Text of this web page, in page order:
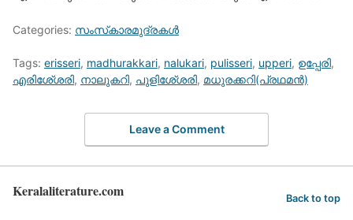
Categories: സംസ്‌കാരമുദ്രകള്‍
Tags: erisseri, madhurakkari, nalukari, pulisseri, upperi, ഉപ്പേരി,
എരിശേ്ശരി, നാലുകറി, പുളിശേ്ശരി, മധുരക്കറി(പ്രഥമന്‍)
Leave a Comment
Keralaliterature.com Back to top